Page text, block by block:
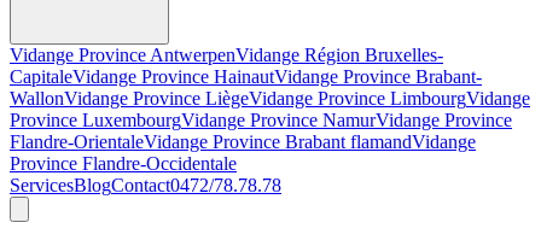
Vidange Province AntwerpenVidange Région Bruxelles-
CapitaleVidange Province HainautVidange Province Brabant-
WallonVidange Province LiègeVidange Province LimbourgVidange
Province LuxembourgVidange Province NamurVidange Province
Flandre-OrientaleVidange Province Brabant flamandVidange
Province Flandre-Occidentale
ServicesBlogContact0472/78.78.78